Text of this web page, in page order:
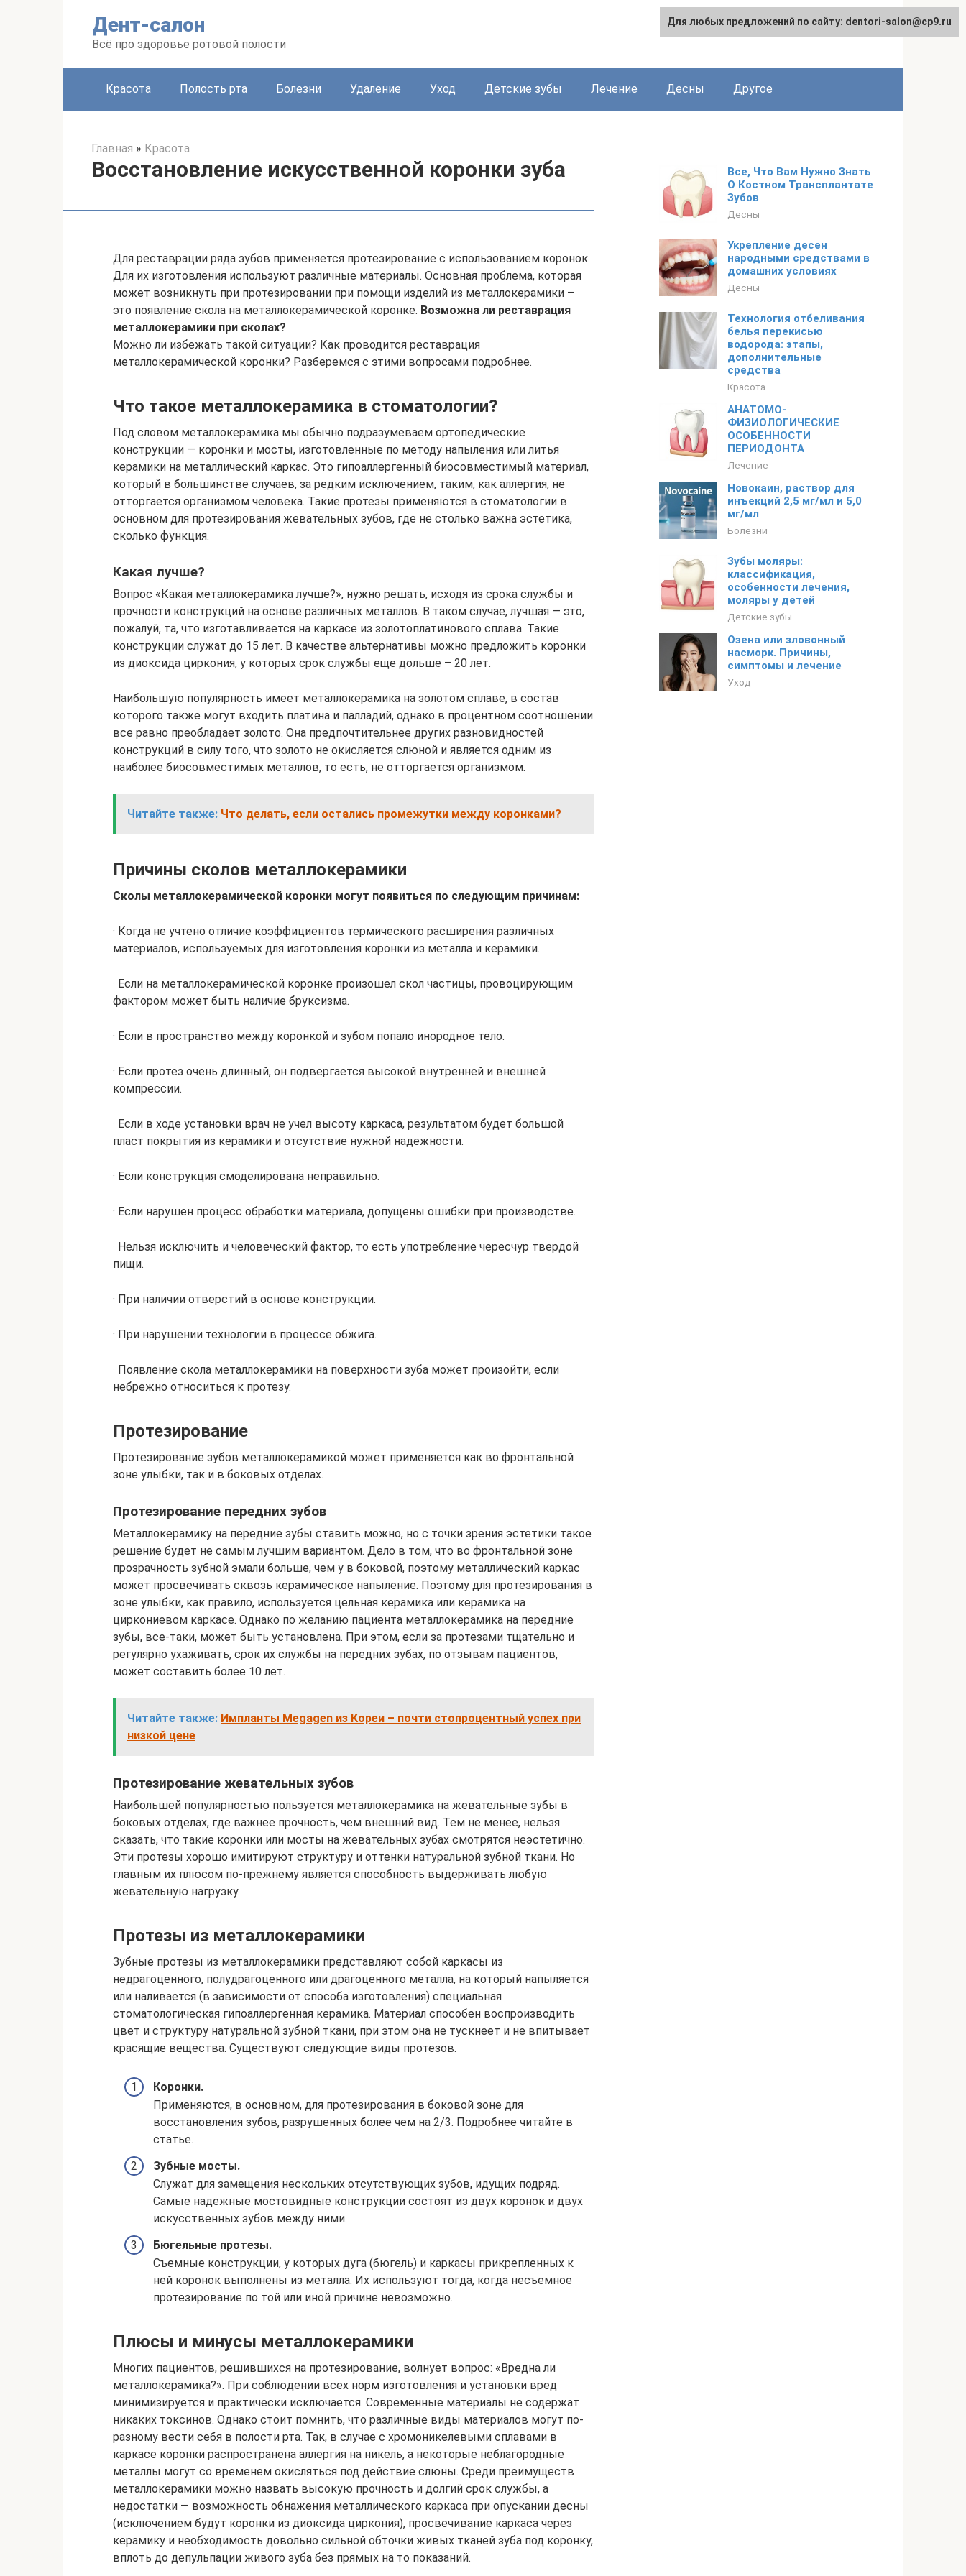
Дент-салон
Всё про здоровье ротовой полости
Красота Полость рта Болезни Удаление Уход Детские зубы Лечение Десны Другое
Главная » Красота
Восстановление искусственной коронки зуба
Для реставрации ряда зубов применяется протезирование с использованием коронок.
Для их изготовления используют различные материалы. Основная проблема, которая
может возникнуть при протезировании при помощи изделий из металлокерамики –
это появление скола на металлокерамической коронке. Возможна ли реставрация
металлокерамики при сколах?
Можно ли избежать такой ситуации? Как проводится реставрация
металлокерамической коронки? Разберемся с этими вопросами подробнее.
Что такое металлокерамика в стоматологии?
Под словом металлокерамика мы обычно подразумеваем ортопедические
конструкции — коронки и мосты, изготовленные по методу напыления или литья
керамики на металлический каркас. Это гипоаллергенный биосовместимый материал,
который в большинстве случаев, за редким исключением, таким, как аллергия, не
отторгается организмом человека. Такие протезы применяются в стоматологии в
основном для протезирования жевательных зубов, где не столько важна эстетика,
сколько функция.
Какая лучше?
Вопрос «Какая металлокерамика лучше?», нужно решать, исходя из срока службы и
прочности конструкций на основе различных металлов. В таком случае, лучшая — это,
пожалуй, та, что изготавливается на каркасе из золотоплатинового сплава. Такие
конструкции служат до 15 лет. В качестве альтернативы можно предложить коронки
из диоксида циркония, у которых срок службы еще дольше – 20 лет.
Наибольшую популярность имеет металлокерамика на золотом сплаве, в состав
которого также могут входить платина и палладий, однако в процентном соотношении
все равно преобладает золото. Она предпочтительнее других разновидностей
конструкций в силу того, что золото не окисляется слюной и является одним из
наиболее биосовместимых металлов, то есть, не отторгается организмом.
Читайте также: Что делать, если остались промежутки между коронками?
Причины сколов металлокерамики
Сколы металлокерамической коронки могут появиться по следующим причинам:
· Когда не учтено отличие коэффициентов термического расширения различных
материалов, используемых для изготовления коронки из металла и керамики.
· Если на металлокерамической коронке произошел скол частицы, провоцирующим
фактором может быть наличие бруксизма.
· Если в пространство между коронкой и зубом попало инородное тело.
· Если протез очень длинный, он подвергается высокой внутренней и внешней
компрессии.
· Если в ходе установки врач не учел высоту каркаса, результатом будет большой
пласт покрытия из керамики и отсутствие нужной надежности.
· Если конструкция смоделирована неправильно.
· Если нарушен процесс обработки материала, допущены ошибки при производстве.
· Нельзя исключить и человеческий фактор, то есть употребление чересчур твердой
пищи.
· При наличии отверстий в основе конструкции.
· При нарушении технологии в процессе обжига.
· Появление скола металлокерамики на поверхности зуба может произойти, если
небрежно относиться к протезу.
Протезирование
Протезирование зубов металлокерамикой может применяется как во фронтальной
зоне улыбки, так и в боковых отделах.
Протезирование передних зубов
Металлокерамику на передние зубы ставить можно, но с точки зрения эстетики такое
решение будет не самым лучшим вариантом. Дело в том, что во фронтальной зоне
прозрачность зубной эмали больше, чем у в боковой, поэтому металлический каркас
может просвечивать сквозь керамическое напыление. Поэтому для протезирования в
зоне улыбки, как правило, используется цельная керамика или керамика на
циркониевом каркасе. Однако по желанию пациента металлокерамика на передние
зубы, все-таки, может быть установлена. При этом, если за протезами тщательно и
регулярно ухаживать, срок их службы на передних зубах, по отзывам пациентов,
может составить более 10 лет.
Читайте также: Импланты Megagen из Кореи – почти стопроцентный успех при
низкой цене
Протезирование жевательных зубов
Наибольшей популярностью пользуется металлокерамика на жевательные зубы в
боковых отделах, где важнее прочность, чем внешний вид. Тем не менее, нельзя
сказать, что такие коронки или мосты на жевательных зубах смотрятся неэстетично.
Эти протезы хорошо имитируют структуру и оттенки натуральной зубной ткани. Но
главным их плюсом по-прежнему является способность выдерживать любую
жевательную нагрузку.
Протезы из металлокерамики
Зубные протезы из металлокерамики представляют собой каркасы из
недрагоценного, полудрагоценного или драгоценного металла, на который напыляется
или наливается (в зависимости от способа изготовления) специальная
стоматологическая гипоаллергенная керамика. Материал способен воспроизводить
цвет и структуру натуральной зубной ткани, при этом она не тускнеет и не впитывает
красящие вещества. Существуют следующие виды протезов.
Коронки.
Применяются, в основном, для протезирования в боковой зоне для
восстановления зубов, разрушенных более чем на 2/3. Подробнее читайте в
статье.
Зубные мосты.
Служат для замещения нескольких отсутствующих зубов, идущих подряд.
Самые надежные мостовидные конструкции состоят из двух коронок и двух
искусственных зубов между ними.
Бюгельные протезы.
Съемные конструкции, у которых дуга (бюгель) и каркасы прикрепленных к
ней коронок выполнены из металла. Их используют тогда, когда несъемное
протезирование по той или иной причине невозможно.
Плюсы и минусы металлокерамики
Многих пациентов, решившихся на протезирование, волнует вопрос: «Вредна ли
металлокерамика?». При соблюдении всех норм изготовления и установки вред
минимизируется и практически исключается. Современные материалы не содержат
никаких токсинов. Однако стоит помнить, что различные виды материалов могут по-
разному вести себя в полости рта. Так, в случае с хромоникелевыми сплавами в
каркасе коронки распространена аллергия на никель, а некоторые неблагородные
металлы могут со временем окисляться под действие слюны. Среди преимуществ
металлокерамики можно назвать высокую прочность и долгий срок службы, а
недостатки — возможность обнажения металлического каркаса при опускании десны
(исключением будут коронки из диоксида циркония), просвечивание каркаса через
керамику и необходимость довольно сильной обточки живых тканей зуба под коронку,
вплоть до депульпации живого зуба без прямых на то показаний.
Все, Что Вам Нужно Знать
О Костном Трансплантате
Зубов
Десны
Укрепление десен
народными средствами в
домашних условиях
Десны
Технология отбеливания
белья перекисью
водорода: этапы,
дополнительные
средства
Красота
АНАТОМО-
ФИЗИОЛОГИЧЕСКИЕ
ОСОБЕННОСТИ
ПЕРИОДОНТА
Лечение
Новокаин, раствор для
инъекций 2,5 мг/мл и 5,0
мг/мл
Болезни
Зубы моляры:
классификация,
особенности лечения,
моляры у детей
Детские зубы
Озена или зловонный
насморк. Причины,
симптомы и лечение
Уход
Для любых предложений по сайту: dentori-salon@cp9.ru